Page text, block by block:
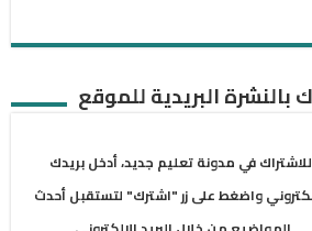
بالنشرة البريدية للموقع
للاشتراك في مدونة تعليم جديد، أدخل بريدك
واضغط على زر "اشترك" لتستقبل أحدث